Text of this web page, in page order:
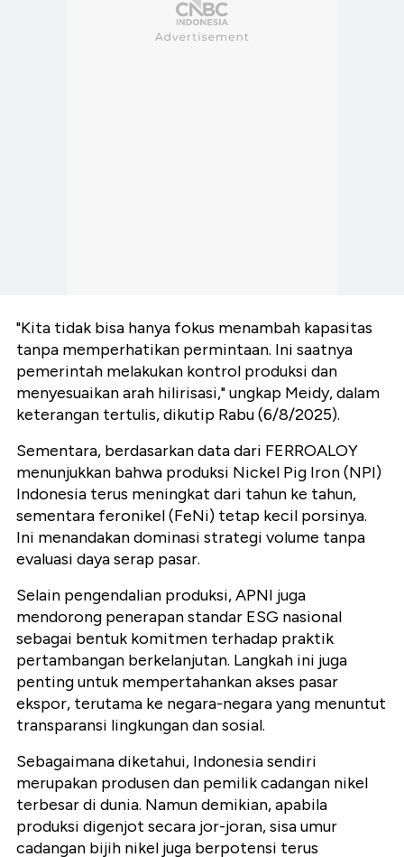
"Kita tidak bisa hanya fokus menambah kapasitas
tanpa memperhatikan permintaan. Ini saatnya
pemerintah melakukan kontrol produksi dan
menyesuaikan arah hilirisasi," ungkap Meidy, dalam
keterangan tertulis, dikutip Rabu (6/8/2025).
Sementara, berdasarkan data dari FERROALOY
menunjukkan bahwa produksi Nickel Pig Iron (NPI)
Indonesia terus meningkat dari tahun ke tahun,
sementara feronikel (FeNi) tetap kecil porsinya.
Ini menandakan dominasi strategi volume tanpa
evaluasi daya serap pasar.
Selain pengendalian produksi, APNI juga
mendorong penerapan standar ESG nasional
sebagai bentuk komitmen terhadap praktik
pertambangan berkelanjutan. Langkah ini juga
penting untuk mempertahankan akses pasar
ekspor, terutama ke negara-negara yang menuntut
transparansi lingkungan dan sosial.
Sebagaimana diketahui, Indonesia sendiri
merupakan produsen dan pemilik cadangan nikel
terbesar di dunia. Namun demikian, apabila
produksi digenjot secara jor-joran, sisa umur
cadangan bijih nikel juga berpotensi terus